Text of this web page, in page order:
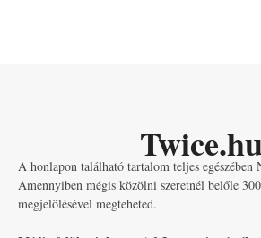
A honlapon található tartalom teljes egészében
Amennyiben mégis közölni szeretnél belőle
megjelölésével megteheted.